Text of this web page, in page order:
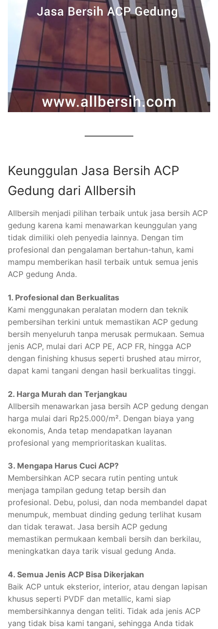
Keunggulan Jasa Bersih ACP
Gedung dari Allbersih
Allbersih menjadi pilihan terbaik untuk jasa bersih ACP
gedung karena kami menawarkan keunggulan yang
tidak dimiliki oleh penyedia lainnya. Dengan tim
profesional dan pengalaman bertahun-tahun, kami
mampu memberikan hasil terbaik untuk semua jenis
ACP gedung Anda.
1. Profesional dan Berkualitas
Kami menggunakan peralatan modern dan teknik
pembersihan terkini untuk memastikan ACP gedung
bersih menyeluruh tanpa merusak permukaan. Semua
jenis ACP, mulai dari ACP PE, ACP FR, hingga ACP
dengan finishing khusus seperti brushed atau mirror,
dapat kami tangani dengan hasil berkualitas tinggi.
2. Harga Murah dan Terjangkau
Allbersih menawarkan jasa bersih ACP gedung dengan
harga mulai dari Rp25.000/m². Dengan biaya yang
ekonomis, Anda tetap mendapatkan layanan
profesional yang memprioritaskan kualitas.
3. Mengapa Harus Cuci ACP?
Membersihkan ACP secara rutin penting untuk
menjaga tampilan gedung tetap bersih dan
profesional. Debu, polusi, dan noda membandel dapat
menumpuk, membuat dinding gedung terlihat kusam
dan tidak terawat. Jasa bersih ACP gedung
memastikan permukaan kembali bersih dan berkilau,
meningkatkan daya tarik visual gedung Anda.
4. Semua Jenis ACP Bisa Dikerjakan
Baik ACP untuk eksterior, interior, atau dengan lapisan
khusus seperti PVDF dan metallic, kami siap
membersihkannya dengan teliti. Tidak ada jenis ACP
yang tidak bisa kami tangani, sehingga Anda tidak